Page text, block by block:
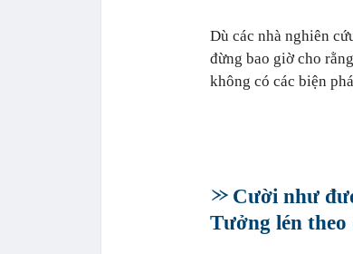
Dù các nhà nghiên
đừng bao giờ cho
không có các biện
Cười như
Tưởng lén